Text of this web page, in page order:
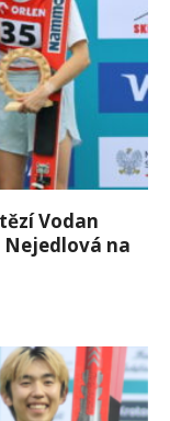
Vodan
Nejedlová na